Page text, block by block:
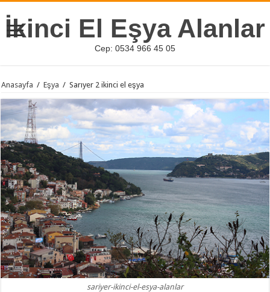
İkinci El Eşya Alanlar
Cep: 0534 966 45 05
Anasayfa / Eşya / Sarıyer 2 ikinci el eşya
sariyer-ikinci-el-esya-alanlar